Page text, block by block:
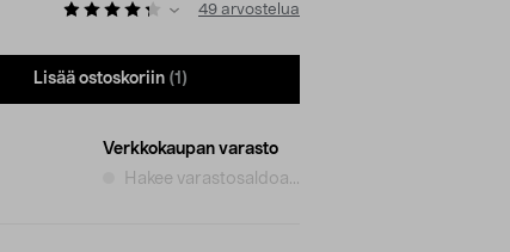
49 arvostelua
Lisää ostoskoriin (1)
Verkkokaupan varasto
Hakee varastosaldoa...